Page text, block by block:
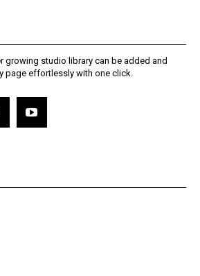
growing studio library can be added and
page effortlessly with one click.